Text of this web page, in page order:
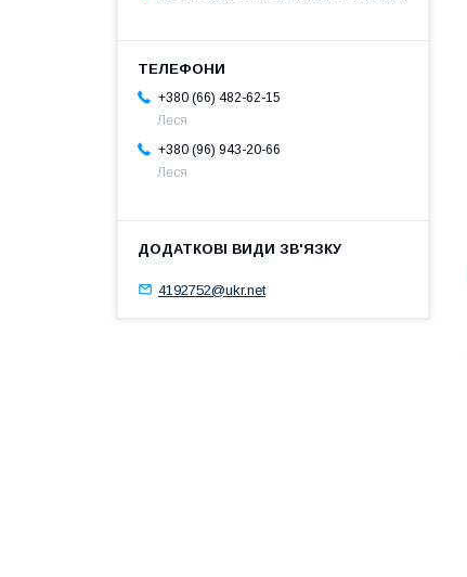
+380 (66) 482-62-15
Леся
+380 (96) 943-20-66
Леся
4192752@ukr.net